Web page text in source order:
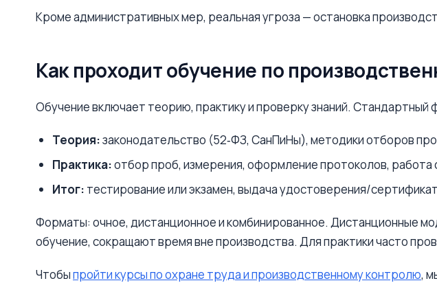
Кроме административных мер, реальная угроза — остановка
Как проходит обучение по
Обучение включает теорию, практику и проверку знаний. Стандартный
Теория:законодательство (52‑ФЗ, СанПиНы), методики отборов
Практика:отбор проб, измерения, оформление протоколов,
Итог: тестирование или экзамен, выдача удостоверения/
Форматы: очное, дистанционное и комбинированное. Дистанционные
обучение, сокращают время вне производства. Для практики часто
Чтобыпройти курсы по охране труда и производственному контролю,